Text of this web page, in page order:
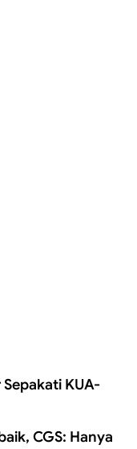
Sepakati KUA-
CGS: Hanya